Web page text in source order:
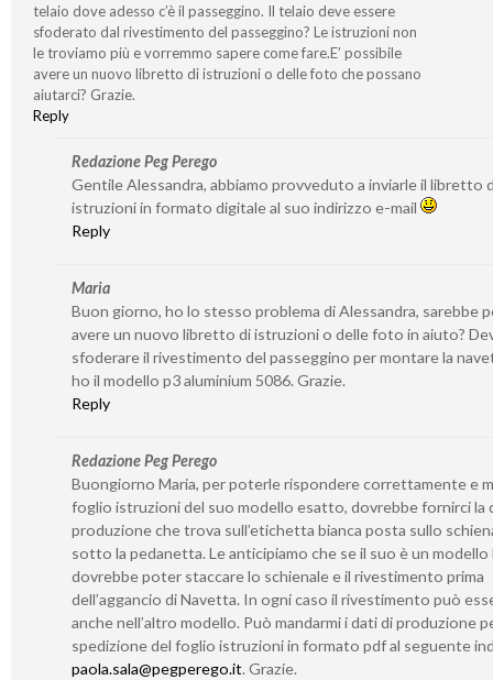
telaio dove adesso c’è il passeggino. Il telaio deve essere
sfoderato dal rivestimento del passeggino? Le istruzioni non
le troviamo più e vorremmo sapere come fare.E’ possibile
avere un nuovo libretto di istruzioni o delle foto che possano
aiutarci? Grazie.
Reply
Redazione Peg Perego
Gentile Alessandra, abbiamo provveduto a inviarle il libretto
istruzioni in formato digitale al suo indirizzo e-mail
Reply
Maria
Buon giorno, ho lo stesso problema di Alessandra, sarebbe
avere un nuovo libretto di istruzioni o delle foto in aiuto?
sfoderare il rivestimento del passeggino per montare la
ho il modello p3 aluminium 5086. Grazie.
Reply
Redazione Peg Perego
Buongiorno Maria, per poterle rispondere correttamente e
foglio istruzioni del suo modello esatto, dovrebbe fornirci la
produzione che trova sull’etichetta bianca posta sullo
sotto la pedanetta. Le anticipiamo che se il suo è un modello
dovrebbe poter staccare lo schienale e il rivestimento prima
dell’aggancio di Navetta. In ogni caso il rivestimento può
anche nell’altro modello. Può mandarmi i dati di produzione
spedizione del foglio istruzioni in formato pdf al seguente
paola.sala@pegperego.it. Grazie.